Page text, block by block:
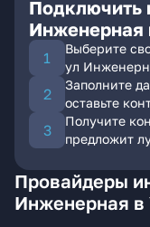
Подключить
Инженерная
Выберите
ул
Заполните
оставьте
Получите
предложит
Провайдеры
Инженерная в